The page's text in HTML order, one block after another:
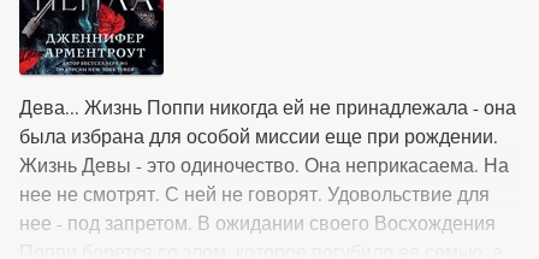
Дева... Жизнь Поппи никогда ей не принадлежала - она
была избрана для особой миссии еще при рождении.
Жизнь Девы - это одиночество. Она неприкасаема. На
нее не смотрят. С ней не говорят. Удовольствие для
нее - под запретом. В ожидании своего Восхождения